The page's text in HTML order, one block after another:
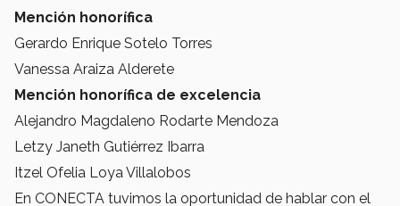
Mención honorífica
Gerardo Enrique Sotelo Torres
Vanessa Araiza Alderete
Mención honorífica de excelencia
Alejandro Magdaleno Rodarte Mendoza
Letzy Janeth Gutiérrez Ibarra
Itzel Ofelia Loya Villalobos
En CONECTA tuvimos la oportunidad de hablar con el